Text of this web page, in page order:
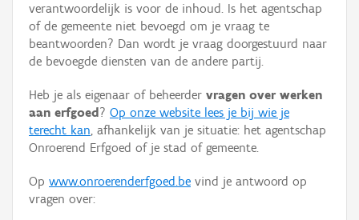
Gebeurtenis
Persoon of collectief
Hergebruik
Aanmelden
verantwoordelijk is voor de inhoud. Is het agentschap
of de gemeente niet bevoegd om je vraag te
beantwoorden? Dan wordt je vraag doorgestuurd naar
de bevoegde diensten van de andere partij.
Heb je als eigenaar of beheerder vragen over werken
aan erfgoed ? Op onze website lees je bij wie je
terecht kan, afhankelijk van je situatie: het agentschap
Onroerend Erfgoed of je stad of gemeente.
Op www.onroerenderfgoed.be vind je antwoord op
vragen over: